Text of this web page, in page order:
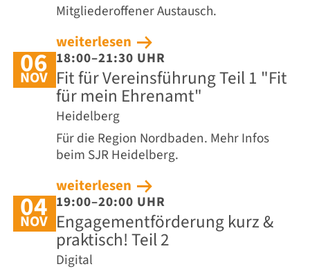
Mitgliederoffener Austausch.
weiterlesen
06
NOV
18:00–21:30 UHR
Fit für Vereinsführung Teil 1 "Fit
für mein Ehrenamt"
Heidelberg
Für die Region Nordbaden. Mehr Infos
beim SJR Heidelberg.
weiterlesen
04
NOV
19:00–20:00 UHR
Engagementförderung kurz &
praktisch! Teil 2
Digital